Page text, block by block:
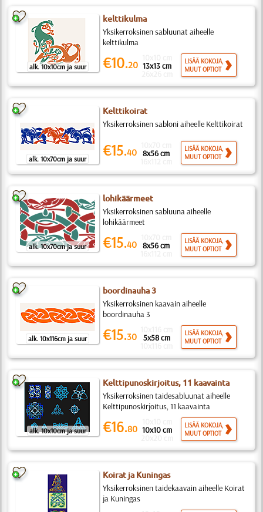
alk. 10x10cm ja suur
kelttikulma
Yksikerroksinen sabluunat aiheelle
kelttikulma
€10.20 13x13 cm
LISÄÄ KOKOJA,
MUUT OPTIOT
alk. 10x70cm ja suur
Kelttikoirat
Yksikerroksinen sabloni aiheelle Kelttikoirat
€15.40 8x56 cm
LISÄÄ KOKOJA,
MUUT OPTIOT
alk. 10x70cm ja suur
lohikäärmeet
Yksikerroksinen sabluuna aiheelle
lohikäärmeet
€15.40 8x56 cm
LISÄÄ KOKOJA,
MUUT OPTIOT
alk. 10x116cm ja suur
boordinauha 3
Yksikerroksinen kaavain aiheelle
boordinauha 3
€15.30 5x58 cm
LISÄÄ KOKOJA,
MUUT OPTIOT
alk. 10x10cm ja suur
Kelttipunoskirjoitus, 11 kaavainta
Yksikerroksinen taidesabluunat aiheelle
Kelttipunoskirjoitus, 11 kaavainta
€16.80 10x10 cm
LISÄÄ KOKOJA,
MUUT OPTIOT
Koirat ja Kuningas
Yksikerroksinen taidekaavain aiheelle Koirat
ja Kuningas